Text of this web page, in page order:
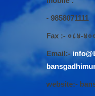
- 9858071111
Fax :- ०८४-
Email:-
website:-